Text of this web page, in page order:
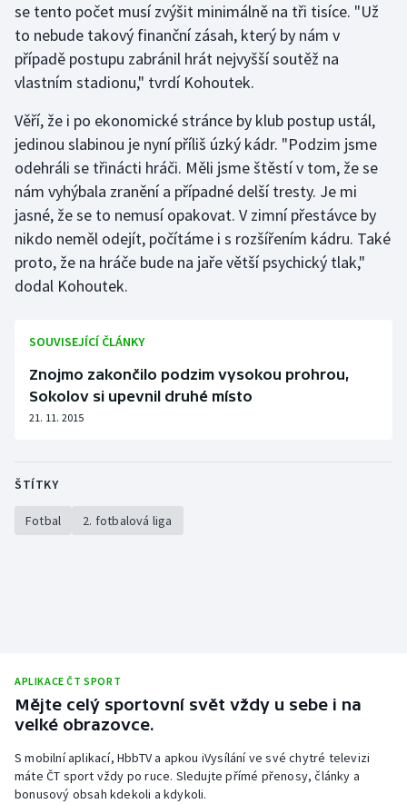
Moderní pětiboj
Motorsport
Olympijské hry
Parasport
Plavání
Plážový volejbal
Ragby
Rychlobruslení
Rychlostní kanoistika
Short track
Volejbal
Ostatní
se tento počet musí zvýšit minimálně na tři tisíce. "Už
to nebude takový finanční zásah, který by nám v
případě postupu zabránil hrát nejvyšší soutěž na
vlastním stadionu," tvrdí Kohoutek.
Věří, že i po ekonomické stránce by klub postup ustál,
jedinou slabinou je nyní příliš úzký kádr. "Podzim jsme
odehráli se třinácti hráči. Měli jsme štěstí v tom, že se
nám vyhýbala zranění a případné delší tresty. Je mi
jasné, že se to nemusí opakovat. V zimní přestávce by
nikdo neměl odejít, počítáme i s rozšířením kádru. Také
proto, že na hráče bude na jaře větší psychický tlak,"
dodal Kohoutek.
SOUVISEJÍCÍ ČLÁNKY
Znojmo zakončilo podzim vysokou prohrou,
Sokolov si upevnil druhé místo
21. 11. 2015
ŠTÍTKY
Fotbal 2. fotbalová liga
APLIKACE ČT SPORT
Mějte celý sportovní svět vždy u sebe i na
velké obrazovce.
S mobilní aplikací, HbbTV a apkou iVysílání ve své chytré televizi
máte ČT sport vždy po ruce. Sledujte přímé přenosy, články a
bonusový obsah kdekoli a kdykoli.